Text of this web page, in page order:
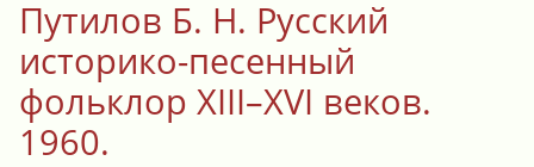
Путилов Б. Н. Русский
историко-песенный
фольклор XIII–XVI веков.
1960.